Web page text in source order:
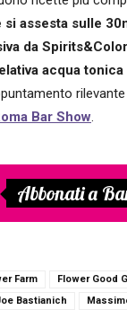
si assesta sulle
da
acqua
Bar Show.
Abbonati a
Farm
Flower Good
Bastianich